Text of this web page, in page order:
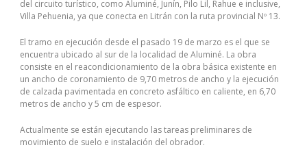
del circuito turístico, como Aluminé, Junín, Pilo Lil, Rahue e inclusive,
Villa Pehuenia, ya que conecta en Litrán con la ruta provincial Nº 13.
El tramo en ejecución desde el pasado 19 de marzo es el que se
encuentra ubicado al sur de la localidad de​ Aluminé. La obra
consiste en el reacondicionamiento de la obra básica existente en
un ancho de coronamiento de 9,70 metros de ancho y la ejecución
de calzada pavimentada en concreto asfáltico en caliente, en 6,70
metros de ancho y 5 cm de espesor.
​Actualmente se están ejecutando las tareas preliminares de
movimiento de suelo e instalación del obrador.